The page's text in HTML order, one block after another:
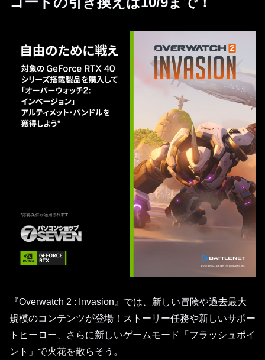
『Overwatch 2 : Invasion』では、新しい冒険や過去最大
規模のコンテンツが登場！ストーリー任務や新しいサポー
トヒーロー、さらに新しいゲームモード「フラッシュポイ
ント」で火花を散らそう。